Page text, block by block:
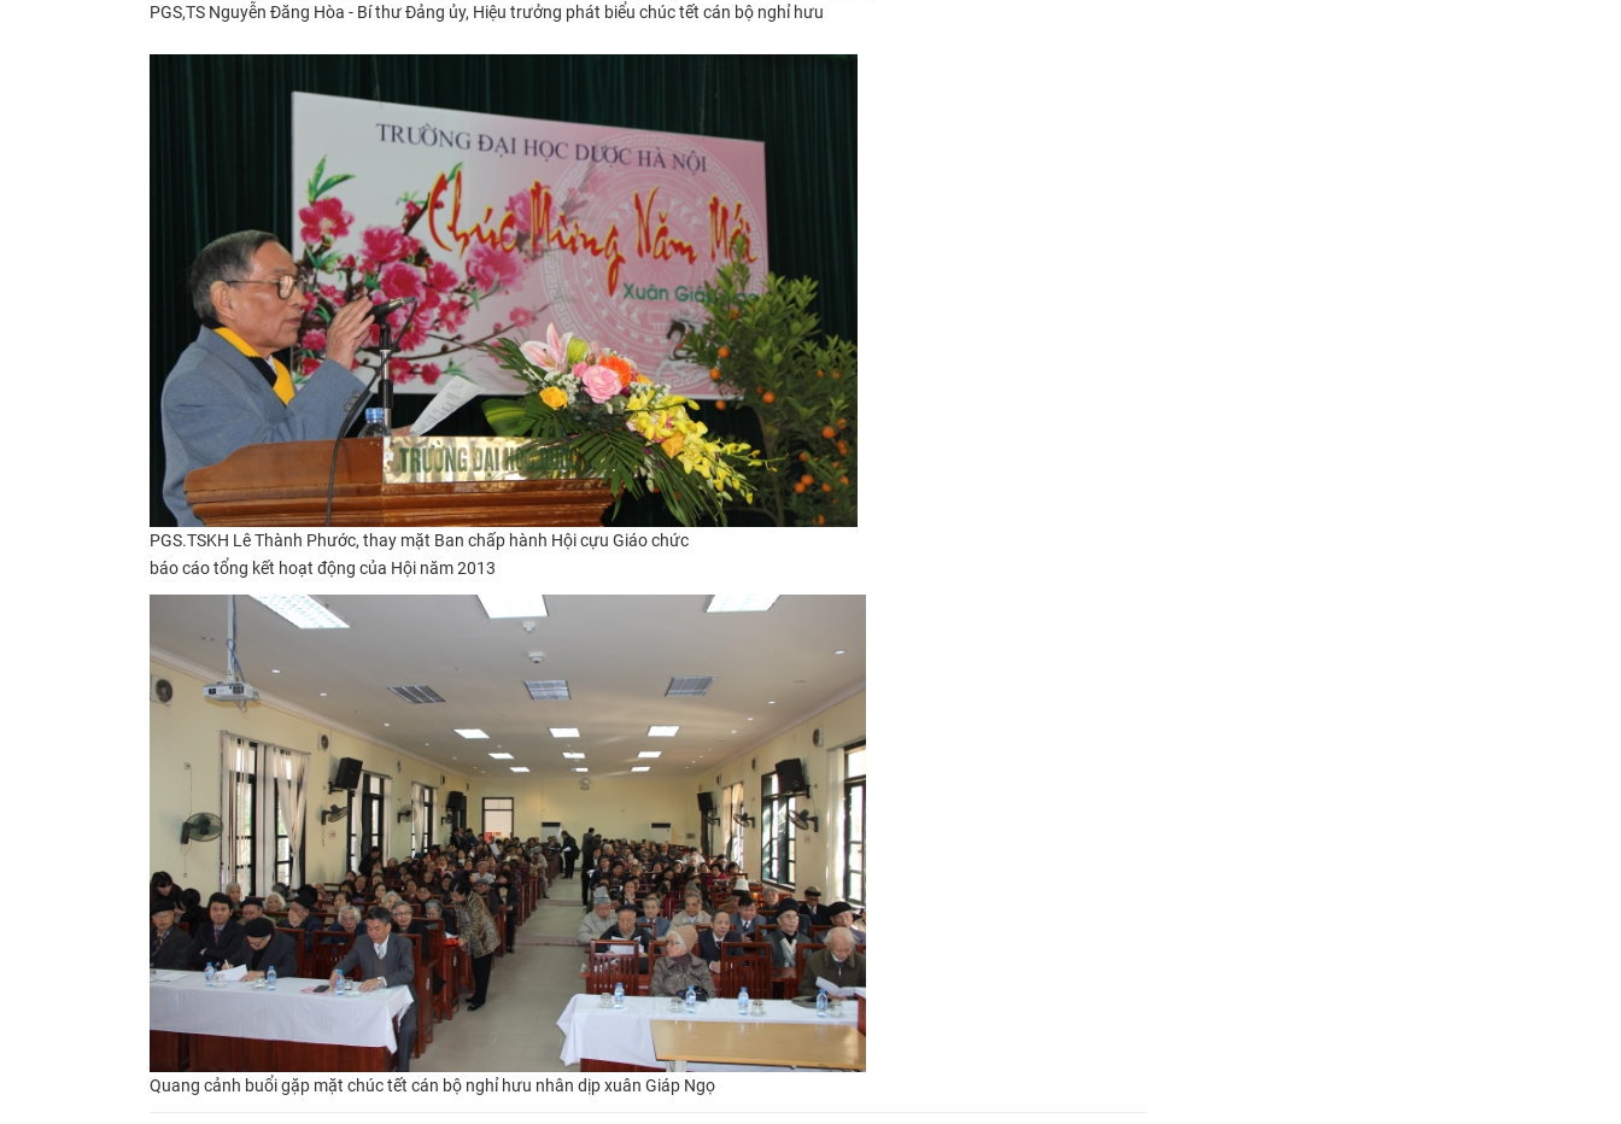
PGS,TS Nguyễn Đăng Hòa - Bí thư Đảng ủy, Hiệu trưởng phát biểu chúc tết cán bộ nghỉ hưu
PGS.TSKH Lê Thành Phước, thay mặt Ban chấp hành Hội cựu Giáo chức
báo cáo tổng kết hoạt động của Hội năm 2013
Quang cảnh buổi gặp mặt chúc tết cán bộ nghỉ hưu nhân dịp xuân Giáp Ngọ